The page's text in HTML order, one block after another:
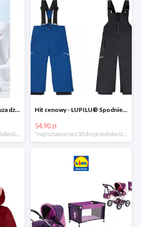
Hit cenowy - CRIVIT® Bluza dziewczęca z polaru Hit cenowy - LUPILU® Spodnie narciarskie chłopięce
54.90 zł